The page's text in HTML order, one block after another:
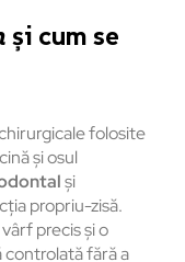
și cum se
folosite
și osul
și
propriu-zisă.
precis și o
fără a